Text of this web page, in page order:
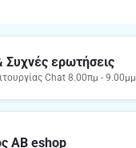
Συχνές ερωτήσεις
Chat 8.00πμ - 9.00μμ
AB eshop